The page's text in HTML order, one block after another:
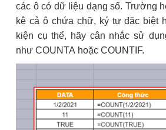
các ô có dữ liệu dạng số. Trường
kê cả ô chứa chữ, ký tự đặc biệt
kiện cụ thể, hãy cân nhắc sử
như COUNTA hoặc COUNTIF.